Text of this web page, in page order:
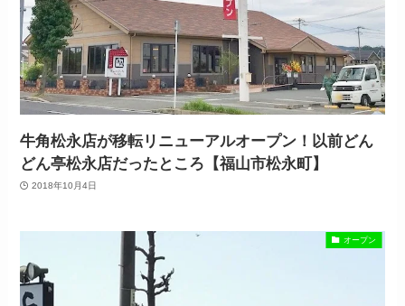
牛角松永店が移転リニューアルオープン！以前どん
どん亭松永店だったところ【福山市松永町】
2018年10月4日
オープン